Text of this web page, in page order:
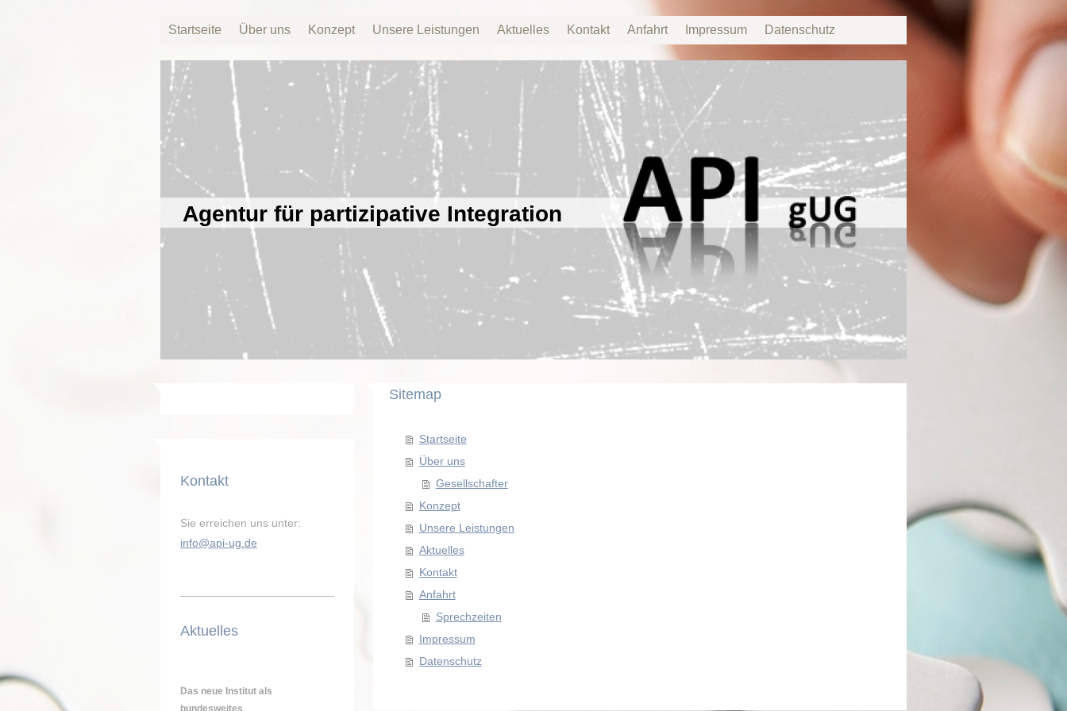
Startseite Über uns Konzept Unsere Leistungen Aktuelles Kontakt Anfahrt Impressum Datenschutz
Agentur für partizipative Integration
Sitemap
Startseite
Über uns
Gesellschafter
Konzept
Unsere Leistungen
Aktuelles
Kontakt
Anfahrt
Sprechzeiten
Impressum
Datenschutz
Kontakt
Sie erreichen uns unter:
info@api-ug.de
Aktuelles
Das neue Institut als
bundesweites